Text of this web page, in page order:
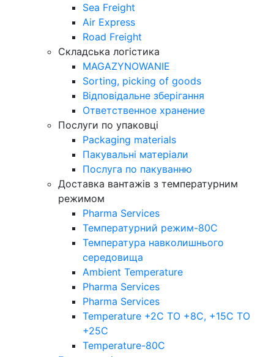
Sea Freight
Air Express
Road Freight
Складська логістика
MAGAZYNOWANIE
Sorting, picking of goods
Відповідальне зберігання
Ответственное хранение
Послуги по упаковці
Packaging materials
Пакувальнi матерiали
Послуга по пакуванню
Доставка вантажів з температурним
режимом
Pharma Services
Температурний режим-80С
Температура навколишнього
середовища
Ambient Temperature
Pharma Services
Pharma Services
Temperature +2C TO +8С, +15C TO
+25С
Temperature-80С